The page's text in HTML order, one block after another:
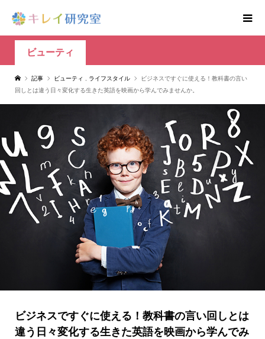
ビューティ
記事 ビューティ ライフスタイル
ビジネスですぐに使える！教科書の言い
回しとは違う日々変化する生きた英語を映画から学んでみませんか。
ビジネスですぐに使える！教科書の言い回しとは
違う日々変化する生きた英語を映画から学んでみ